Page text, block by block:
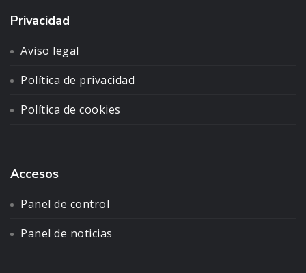
Privacidad
Aviso legal
Política de privacidad
Política de cookies
Accesos
Panel de control
Panel de noticias